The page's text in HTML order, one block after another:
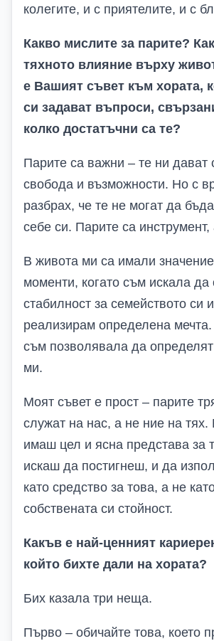
колегите, и с приятелите, и с
Какво мислите за парите?
тяхното влияние върху
е Вашият съвет към хората,
си задават въпроси,
колко достатъчни са те?
Парите са важни – те ни дават
свобода и възможности. Но с
разбрах, че те не могат да
себе си. Парите са
В живота ми са имали
моменти, когато съм искала да
стабилност за семейството си
реализирам определена
съм позволявала да
ми.
Моят съвет е прост – парите
служат на нас, а не ние на
имаш цел и ясна представа за
искаш да постигнеш, и да
като средство за това, а не
собствената си стойност.
Какъв е най-ценният
който бихте дали на хората?
Бих казала три неща.
Първо – обичайте това, което